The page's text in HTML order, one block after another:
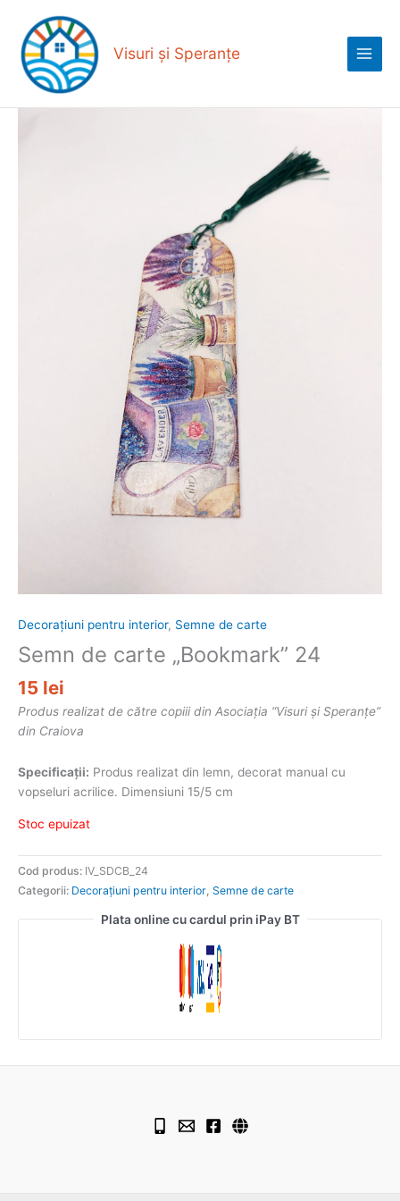
content
Visuri și Speranțe
Menu
Decorațiuni pentru interior, Semne de carte
Semn de carte „Bookmark” 24
15 lei
Produs realizat de către copiii din Asociația “Visuri și Speranțe”
din Craiova
Specificații: Produs realizat din lemn, decorat manual cu
vopseluri acrilice. Dimensiuni 15/5 cm
Stoc epuizat
Cod produs: IV_SDCB_24
Categorii: Decorațiuni pentru interior Semne de carte
Plata online cu cardul prin iPay BT